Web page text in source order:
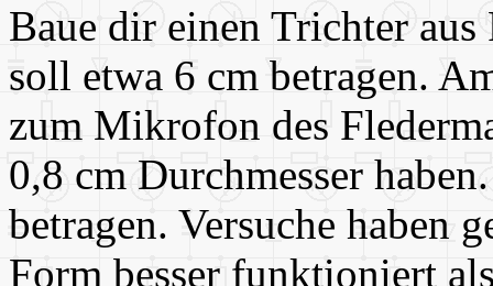
Baue dir einen Trichter aus
soll etwa 6 cm betragen.
zum Mikrofon des
0,8 cm Durchmesser
betragen. Versuche haben
Form besser funktioniert